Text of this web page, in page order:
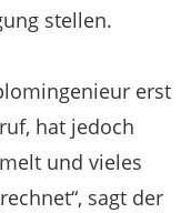
stellen.
erst
hat jedoch
und vieles
sagt der